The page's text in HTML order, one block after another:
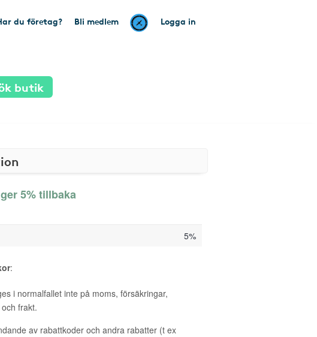
du företag? Bli medlem Logga in
butik
5% tillbaka
5%
:
i normalfallet inte på moms, försäkringar,
frakt.
av rabattkoder och andra rabatter (t ex